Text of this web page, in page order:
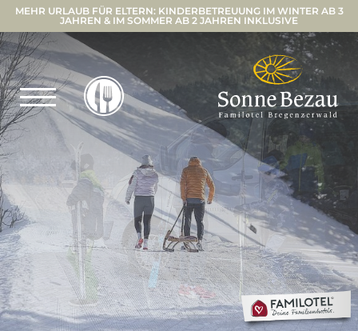
MEHR URLAUB FÜR ELTERN: KINDERBETREUUNG IM WINTER AB 3
JAHREN & IM SOMMER AB 2 JAHREN INKLUSIVE